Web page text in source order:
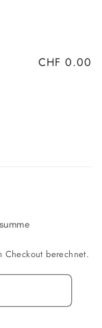
CHF 0.00
Checkout berechnet.